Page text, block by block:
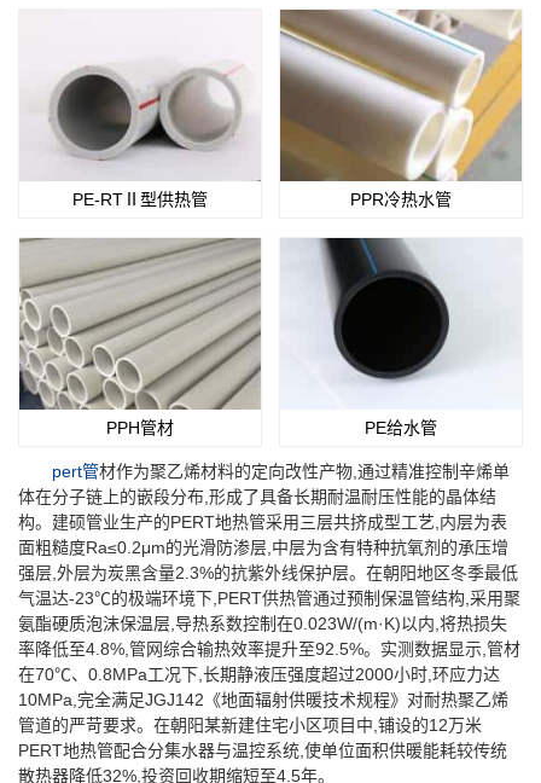
PE-RTⅡ型供热管 PPR冷热水管
PPH管材 PE给水管
pert管材作为聚乙烯材料的定向改性产物,通过精准控制辛烯单
体在分子链上的嵌段分布,形成了具备长期耐温耐压性能的晶体结
构。建硕管业生产的PERT地热管采用三层共挤成型工艺,内层为表
面粗糙度Ra≤0.2μm的光滑防渗层,中层为含有特种抗氧剂的承压增
强层,外层为炭黑含量2.3%的抗紫外线保护层。在朝阳地区冬季最低
气温达-23℃的极端环境下,PERT供热管通过预制保温管结构,采用聚
氨酯硬质泡沫保温层,导热系数控制在0.023W/(m·K)以内,将热损失
率降低至4.8%,管网综合输热效率提升至92.5%。实测数据显示,管材
在70℃、0.8MPa工况下,长期静液压强度超过2000小时,环应力达
10MPa,完全满足JGJ142《地面辐射供暖技术规程》对耐热聚乙烯
管道的严苛要求。在朝阳某新建住宅小区项目中,铺设的12万米
PERT地热管配合分集水器与温控系统,使单位面积供暖能耗较传统
散热器降低32%,投资回收期缩短至4.5年。